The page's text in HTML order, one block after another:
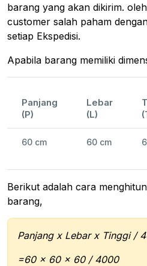
barang yang akan dikirim.
customer salah paham
setiap Ekspedisi.
Apabila barang memiliki
Panjang
(P)
Lebar
(L)
60 cm 60 cm
Berikut adalah cara
barang,
Panjang x Lebar x Tinggi /
=60 x 60 x 60 / 4000